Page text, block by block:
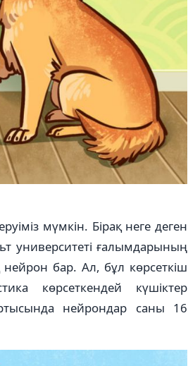
мүмкін. Бірақ неге деген
университеті ғалымдарының
бар. Ал, бұл көрсеткіш
көрсеткендей күшіктер
нейрондар саны 16